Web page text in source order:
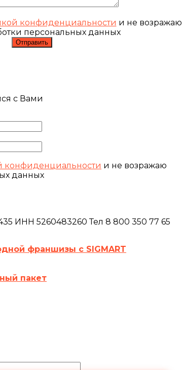
конфиденциальности и не возражаю
персональных данных
с Вами
конфиденциальности и не возражаю
данных
ИНН 5260483260 Тел 8 800 350 77 65
франшизы с SIGMART
пакет